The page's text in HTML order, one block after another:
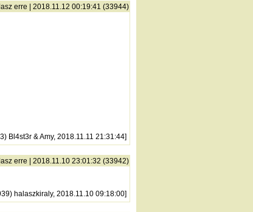
erre | 2018.11.12 00:19:41 (33944)
Bl4st3r & Amy, 2018.11.11 21:31:44]
erre | 2018.11.10 23:01:32 (33942)
halaszkiraly, 2018.11.10 09:18:00]